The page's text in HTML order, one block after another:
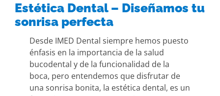
Estética Dental – Diseñamos tu
sonrisa perfecta
Desde IMED Dental siempre hemos puesto
énfasis en la importancia de la salud
bucodental y de la funcionalidad de la
boca, pero entendemos que disfrutar de
una sonrisa bonita, la estética dental, es un